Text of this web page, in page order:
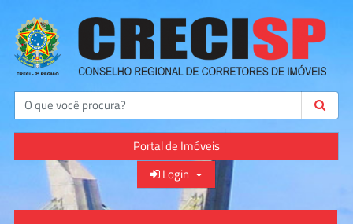
Buscar
Portal de Imóveis
Login